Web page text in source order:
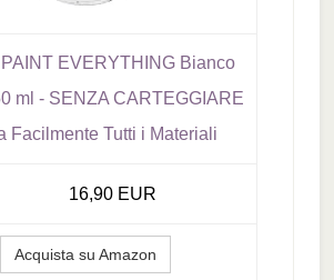
EVERYTHING Bianco
ml - SENZA CARTEGGIARE
Facilmente Tutti i Materiali
16,90 EUR
Acquista su Amazon